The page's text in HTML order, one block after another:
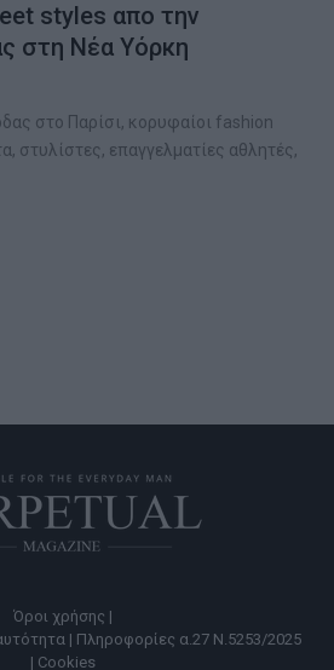
styles απο την
στη Νέα Υόρκη
στο Παρίσι, κορυφαίοι fashion
στυλίστες, επαγγελματίες αθλητές,
Όροι χρήσης |
| Πληροφορίες α.27 Ν.5253/2025
| Cookies